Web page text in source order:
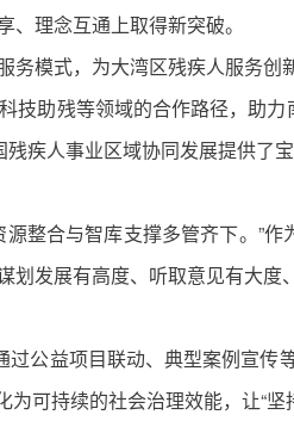
理念互通上取得新突破。
模式，为大湾区残疾人服务
助残等领域的合作路径，助
疾人事业区域协同发展提供了宝
整合与智库支撑多管齐下。”
划发展有高度、听取意见有大
公益项目联动、典型案例宣
可持续的社会治理效能，让“坚